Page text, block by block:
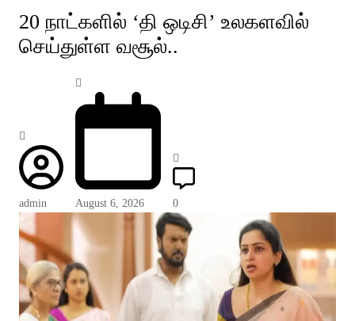
20 நாட்களில் ‘தி ஒடிசி’ உலகளவில்
செய்துள்ள வசூல்..
admin August 6, 2026 0